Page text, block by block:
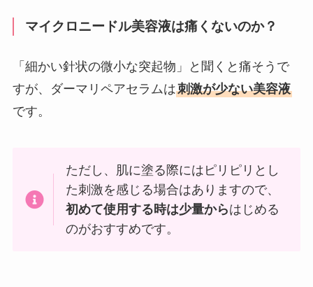
マイクロニードル美容液は痛くないのか？
「細かい針状の微小な突起物」と聞くと痛そうで
すが、ダーマリペアセラムは刺激が少ない美容液
です。
ただし、肌に塗る際にはピリピリとし
た刺激を感じる場合はありますので、
初めて使用する時は少量からはじめる
のがおすすめです。